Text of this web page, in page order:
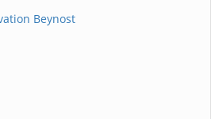
Beynost